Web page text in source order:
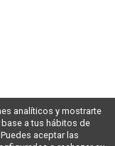
analíticos y mostrarte
a tus hábitos de
aceptar las